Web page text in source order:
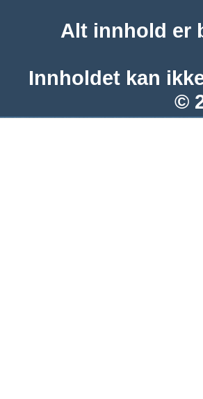
Alt innhold er
Innholdet kan
©